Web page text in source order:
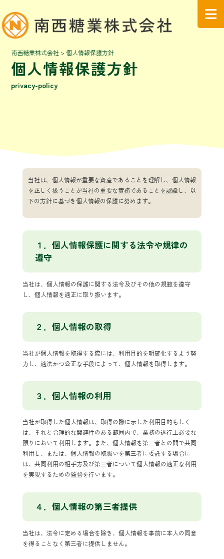
個人情報保護方針
privacy-policy
南西糖業株式会社 >個人情報保護方針
当社は、個人情報が重要な資産であることを理解し、個人情報
を正しく扱うことが当社の重要な責務であることを認識し、以
下の方針に基づき個人情報の保護に努めます。
１．個人情報保護に関する法令や規律の
遵守
当社は、個人情報の保護に関する法令及びその他の規範を遵守
し、個人情報を適正に取り扱います。
２．個人情報の取得
当社が個人情報を取得する際には、利用目的を明確化するよう努
力し、適法かつ公正な手段によって、個人情報を取得します。
３．個人情報の利用
当社が取得した個人情報は、取得の際に示した利用目的もしく
は、それと合理的な関連性のある範囲内で、業務の遂行上必要な
限りにおいて利用します。また、個人情報を第三者との間で共同
利用し、または、個人情報の取扱いを第三者に委託する場合に
は、共同利用の相手方及び第三者について個人情報の適正な利用
を実現するための監督を行います。
４．個人情報の第三者提供
当社は、法令に定める場合を除き、個人情報を事前に本人の同意
を得ることなく第三者に提供しません。